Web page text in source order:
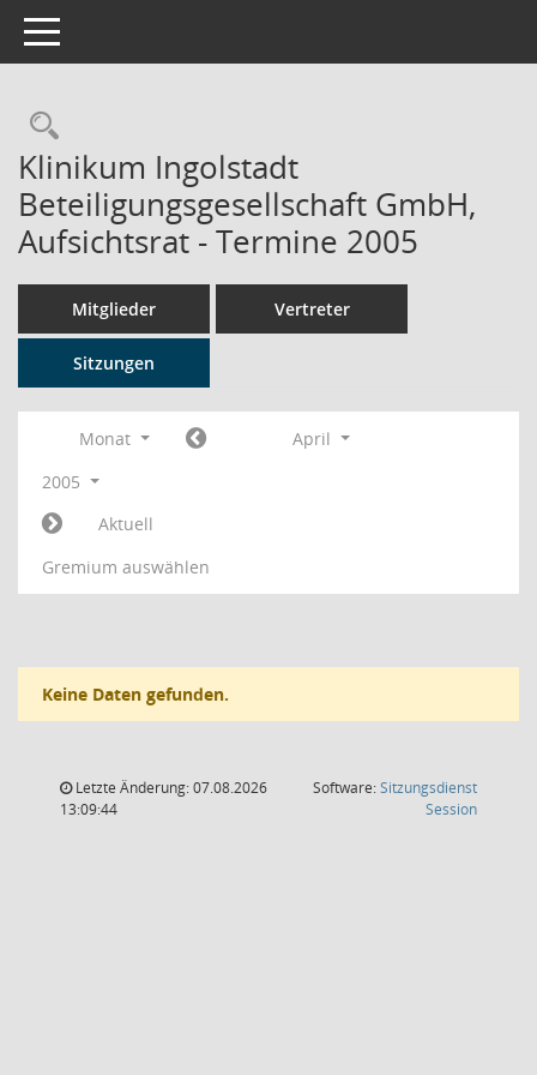
Toggle navigation
Rechercheauswahl
Klinikum Ingolstadt
Beteiligungsgesellschaft GmbH,
Aufsichtsrat - Termine 2005
Mitglieder Vertreter
Sitzungen
Monat
April
2005
Aktuell
Gremium auswählen
Keine Daten gefunden.
Letzte Änderung: 07.08.2026
13:09:44
Software:Sitzungsdienst
Session(Wird in